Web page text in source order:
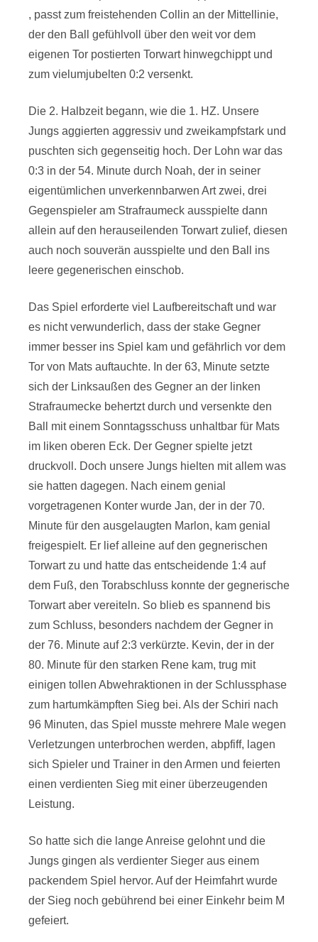
, passt zum freistehenden Collin an der Mittellinie,
der den Ball gefühlvoll über den weit vor dem
eigenen Tor postierten Torwart hinwegchippt und
zum vielumjubelten 0:2 versenkt.
Die 2. Halbzeit begann, wie die 1. HZ. Unsere
Jungs aggierten aggressiv und zweikampfstark und
puschten sich gegenseitig hoch. Der Lohn war das
0:3 in der 54. Minute durch Noah, der in seiner
eigentümlichen unverkennbarwen Art zwei, drei
Gegenspieler am Strafraumeck ausspielte dann
allein auf den herauseilenden Torwart zulief, diesen
auch noch souverän ausspielte und den Ball ins
leere gegenerischen einschob.
Das Spiel erforderte viel Laufbereitschaft und war
es nicht verwunderlich, dass der stake Gegner
immer besser ins Spiel kam und gefährlich vor dem
Tor von Mats auftauchte. In der 63, Minute setzte
sich der Linksaußen des Gegner an der linken
Strafraumecke behertzt durch und versenkte den
Ball mit einem Sonntagsschuss unhaltbar für Mats
im liken oberen Eck. Der Gegner spielte jetzt
druckvoll. Doch unsere Jungs hielten mit allem was
sie hatten dagegen. Nach einem genial
vorgetragenen Konter wurde Jan, der in der 70.
Minute für den ausgelaugten Marlon, kam genial
freigespielt. Er lief alleine auf den gegnerischen
Torwart zu und hatte das entscheidende 1:4 auf
dem Fuß, den Torabschluss konnte der gegnerische
Torwart aber vereiteln. So blieb es spannend bis
zum Schluss, besonders nachdem der Gegner in
der 76. Minute auf 2:3 verkürzte. Kevin, der in der
80. Minute für den starken Rene kam, trug mit
einigen tollen Abwehraktionen in der Schlussphase
zum hartumkämpften Sieg bei. Als der Schiri nach
96 Minuten, das Spiel musste mehrere Male wegen
Verletzungen unterbrochen werden, abpfiff, lagen
sich Spieler und Trainer in den Armen und feierten
einen verdienten Sieg mit einer überzeugenden
Leistung.
So hatte sich die lange Anreise gelohnt und die
Jungs gingen als verdienter Sieger aus einem
packendem Spiel hervor. Auf der Heimfahrt wurde
der Sieg noch gebührend bei einer Einkehr beim M
gefeiert.